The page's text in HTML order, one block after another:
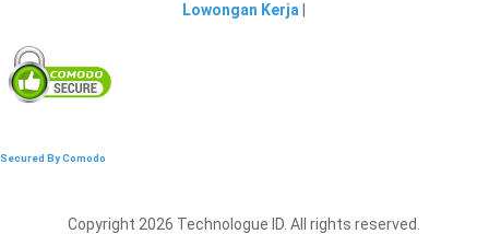
Lowongan Kerja
Secured By Comodo
Copyright 2026 Technologue ID. All rights reserved.